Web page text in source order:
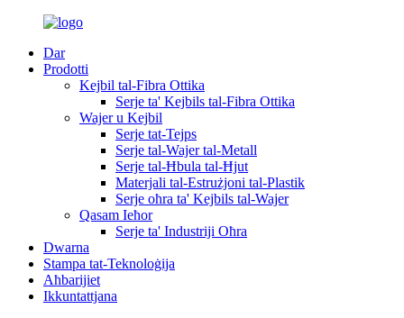
Dar
Prodotti
Kejbil tal-Fibra Ottika
Serje ta' Kejbils tal-Fibra Ottika
Wajer u Kejbil
Serje tat-Tejps
Serje tal-Wajer tal-Metall
Serje tal-Ħbula tal-Ħjut
Materjali tal-Estrużjoni tal-Plastik
Serje oħra ta' Kejbils tal-Wajer
Qasam Ieħor
Serje ta' Industriji Oħra
Dwarna
Stampa tat-Teknoloġija
Aħbarijiet
Ikkuntattjana